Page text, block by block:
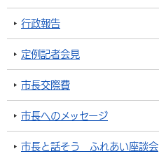
行政報告
定例記者会見
市長交際費
市長へのメッセージ
市長と話そう ふれあい座談会